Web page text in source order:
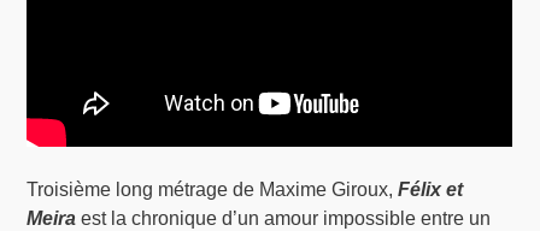
Troisième long métrage de Maxime Giroux,Félix et
Meira est la chronique d’un amour impossible entre un